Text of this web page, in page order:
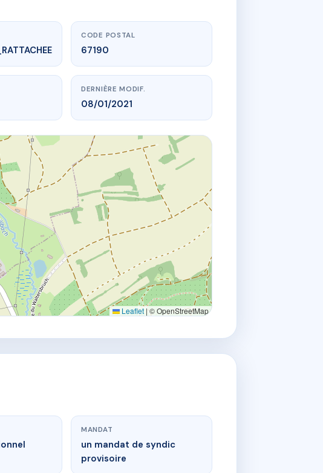
CODE POSTAL
67190
DERNIÈRE MODIF.
08/01/2021
Leaflet |© OpenStreetMap
MANDAT
un mandat de syndic
provisoire